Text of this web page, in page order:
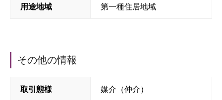
用途地域 第一種住居地域
その他の情報
取引態様 媒介（仲介）